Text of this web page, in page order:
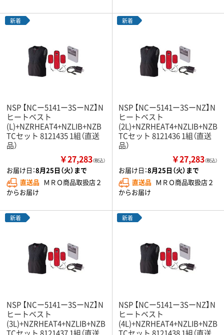
新着
NSP 【NCー5141ー3SーNZ】N
ヒートベスト
(L)+NZRHEAT4+NZLIB+NZB
TCセット 8121435 1組（直送
品）
￥27,283（税込）
お届け日：8月25日（火）まで
直送品 ＭＲＯ商品取扱店２
からお届け
新着
NSP 【NCー5141ー3SーNZ】N
ヒートベスト
(2L)+NZRHEAT4+NZLIB+NZB
TCセット 8121436 1組（直送
品）
￥27,283（税込）
お届け日：8月25日（火）まで
直送品 ＭＲＯ商品取扱店２
からお届け
新着
NSP 【NCー5141ー3SーNZ】N
ヒートベスト
(3L)+NZRHEAT4+NZLIB+NZB
TCセット 8121437 1組（直送
新着
NSP 【NCー5141ー3SーNZ】N
ヒートベスト
(4L)+NZRHEAT4+NZLIB+NZB
TCセット 8121438 1組（直送